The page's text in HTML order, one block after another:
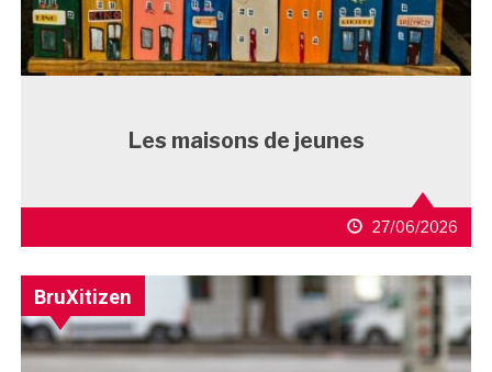
Les maisons de jeunes
27/06/2026
BruXitizen